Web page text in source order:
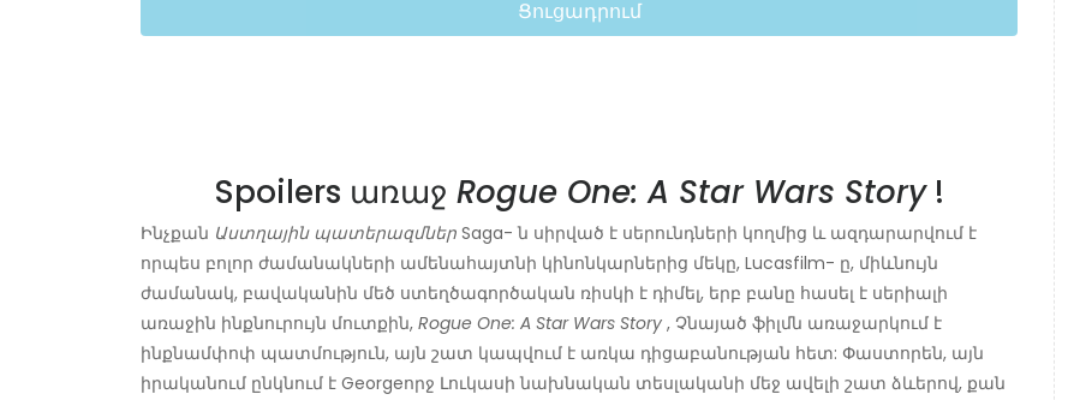
Ցուցադրում
Spoilers առաջ Rogue One: A Star Wars Story!
Ինչքան Աստղային պատերազմներ Saga- ն սիրված է սերունդների կողմից և ազդարարվում է
որպես բոլոր ժամանակների ամենահայտնի կինոնկարներից մեկը, Lucasfilm- ը, միևնույն
ժամանակ, բավականին մեծ ստեղծագործական ռիսկի է դիմել, երբ բանը հասել է սերիալի
առաջին ինքնուրույն մուտքին, Rogue One: A Star Wars Story , Չնայած ֆիլմն առաջարկում է
ինքնամփոփ պատմություն, այն շատ կապվում է առկա դիցաբանության հետ: Փաստորեն, այն
իրականում ընկնում է Georgeորջ Լուկասի նախնական տեսլականի մեջ ավելի շատ ձևերով, քան